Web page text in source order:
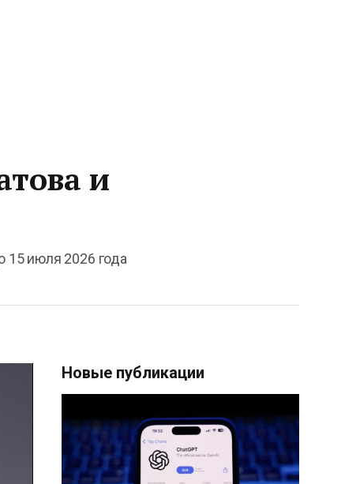
и
15 июля 2026 года
Новые публикации